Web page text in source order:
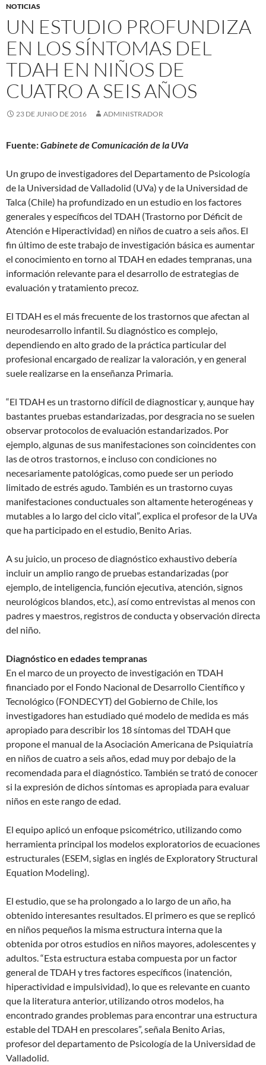
NOTICIAS
UN ESTUDIO PROFUNDIZA
EN LOS SÍNTOMAS DEL
TDAH EN NIÑOS DE
CUATRO A SEIS AÑOS
23 DE JUNIO DE 2016 ADMINISTRADOR
Fuente:Gabinete de Comunicación de la UVa
Un grupo de investigadores del Departamento de Psicología
de la Universidad de Valladolid (UVa) y de la Universidad de
Talca (Chile) ha profundizado en un estudio en los factores
generales y específicos del TDAH (Trastorno por Déficit de
Atención e Hiperactividad) en niños de cuatro a seis años. El
fin último de este trabajo de investigación básica es aumentar
el conocimiento en torno al TDAH en edades tempranas, una
información relevante para el desarrollo de estrategias de
evaluación y tratamiento precoz.
El TDAH es el más frecuente de los trastornos que afectan al
neurodesarrollo infantil. Su diagnóstico es complejo,
dependiendo en alto grado de la práctica particular del
profesional encargado de realizar la valoración, y en general
suele realizarse en la enseñanza Primaria.
“El TDAH es un trastorno difícil de diagnosticar y, aunque hay
bastantes pruebas estandarizadas, por desgracia no se suelen
observar protocolos de evaluación estandarizados. Por
ejemplo, algunas de sus manifestaciones son coincidentes con
las de otros trastornos, e incluso con condiciones no
necesariamente patológicas, como puede ser un periodo
limitado de estrés agudo. También es un trastorno cuyas
manifestaciones conductuales son altamente heterogéneas y
mutables a lo largo del ciclo vital”, explica el profesor de la UVa
que ha participado en el estudio, Benito Arias.
A su juicio, un proceso de diagnóstico exhaustivo debería
incluir un amplio rango de pruebas estandarizadas (por
ejemplo, de inteligencia, función ejecutiva, atención, signos
neurológicos blandos, etc.), así como entrevistas al menos con
padres y maestros, registros de conducta y observación directa
del niño.
Diagnóstico en edades tempranas
En el marco de un proyecto de investigación en TDAH
financiado por el Fondo Nacional de Desarrollo Científico y
Tecnológico (FONDECYT) del Gobierno de Chile, los
investigadores han estudiado qué modelo de medida es más
apropiado para describir los 18 síntomas del TDAH que
propone el manual de la Asociación Americana de Psiquiatría
en niños de cuatro a seis años, edad muy por debajo de la
recomendada para el diagnóstico. También se trató de conocer
si la expresión de dichos síntomas es apropiada para evaluar
niños en este rango de edad.
El equipo aplicó un enfoque psicométrico, utilizando como
herramienta principal los modelos exploratorios de ecuaciones
estructurales (ESEM, siglas en inglés de Exploratory Structural
Equation Modeling).
El estudio, que se ha prolongado a lo largo de un año, ha
obtenido interesantes resultados. El primero es que se replicó
en niños pequeños la misma estructura interna que la
obtenida por otros estudios en niños mayores, adolescentes y
adultos. “Esta estructura estaba compuesta por un factor
general de TDAH y tres factores específicos (inatención,
hiperactividad e impulsividad), lo que es relevante en cuanto
que la literatura anterior, utilizando otros modelos, ha
encontrado grandes problemas para encontrar una estructura
estable del TDAH en prescolares”, señala Benito Arias,
profesor del departamento de Psicología de la Universidad de
Valladolid.